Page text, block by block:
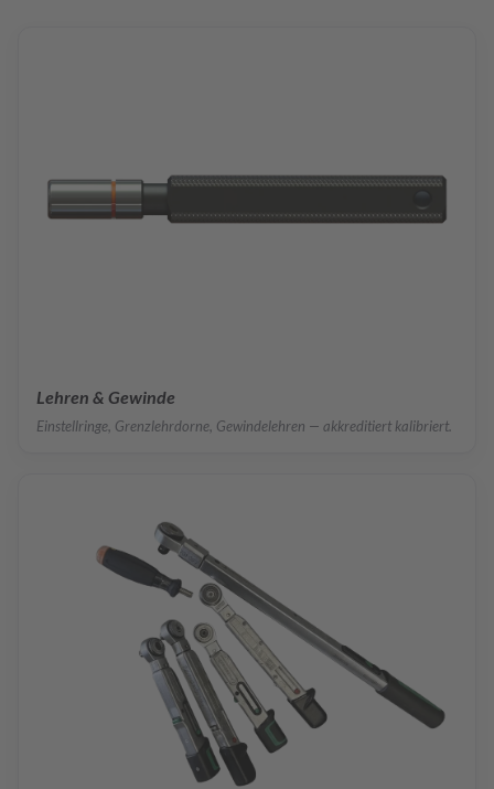
Lehren & Gewinde
Einstellringe, Grenzlehrdorne, Gewindelehren — akkreditiert kalibriert.